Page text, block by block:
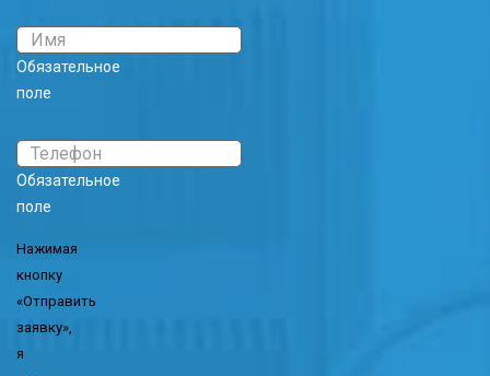
Обязательное
поле
Обязательное
поле
Нажимая
кнопку
«Отправить
заявку»,
я